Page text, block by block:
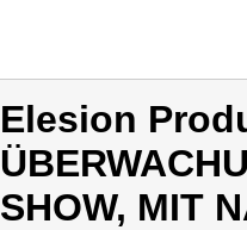
Elesion
SHOW, MIT